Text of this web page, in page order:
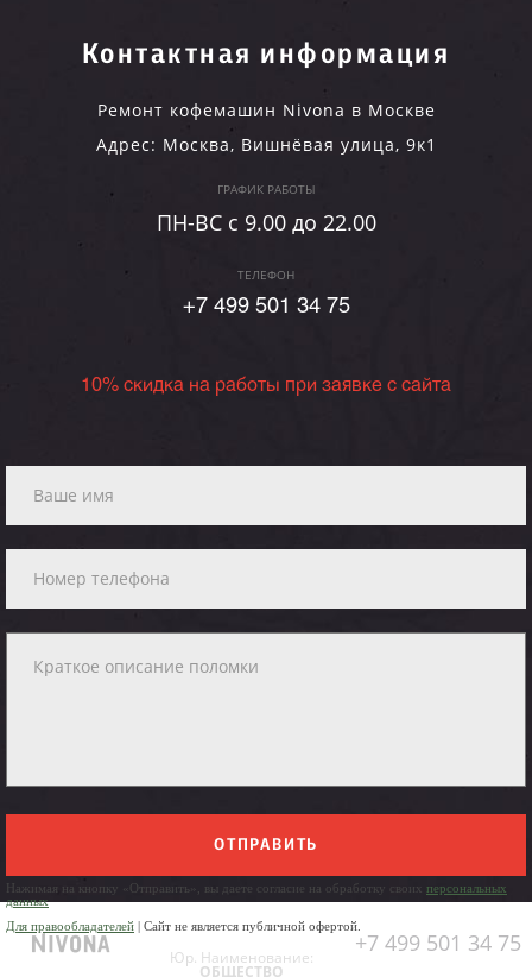
Контактная информация
Ремонт кофемашин Nivona в Москве
Адрес: Москва, Вишнёвая улица, 9к1
ГРАФИК РАБОТЫ
ПН-ВC c 9.00 до 22.00
ТЕЛЕФОН
+7 499 501 34 75
10% скидка на работы при заявке с сайта
ОТПРАВИТЬ
Нажимая на кнопку «Отправить», вы даете согласие на обработку своих персональных
данных
Для правообладателей | Сайт не является публичной офертой.
+7 499 501 34 75
Юр. Наименование:
ОБЩЕСТВО